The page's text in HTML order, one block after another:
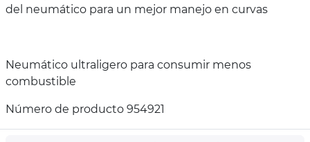
del neumático para un mejor manejo en curvas
Neumático ultraligero para consumir menos
combustible
Número de producto 954921